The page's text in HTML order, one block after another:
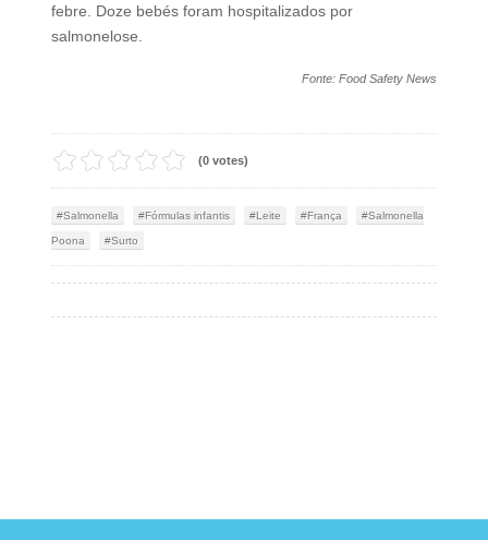
febre. Doze bebés foram hospitalizados por
salmonelose.
Fonte: Food Safety News
(0 votes)
Salmonella Fórmulas infantis Leite França Salmonella
Poona Surto